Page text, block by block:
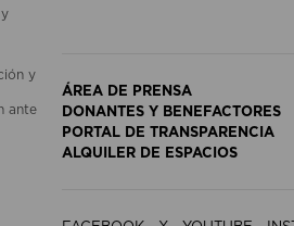
y
ante
ÁREA DE PRENSA
DONANTES Y BENEFACTORES
PORTAL DE TRANSPARENCIA
ALQUILER DE ESPACIOS